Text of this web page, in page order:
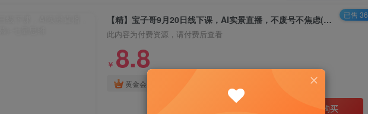
【精】宝子哥9月20日线下课，AI实景直播，不废号不焦虑(录音+字幕)
此内容为付费资源，请付费后查看
￥ 8.8
黄金会员
立即购买
已售 36